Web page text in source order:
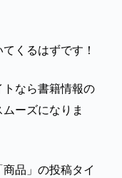
くるはずです！
なら書籍情報の
ーズになりま
品」の投稿タイ